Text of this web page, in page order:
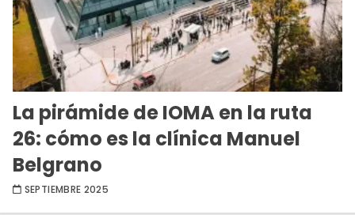
La pirámide de IOMA en la ruta
26: cómo es la clínica Manuel
Belgrano
SEPTIEMBRE 2025